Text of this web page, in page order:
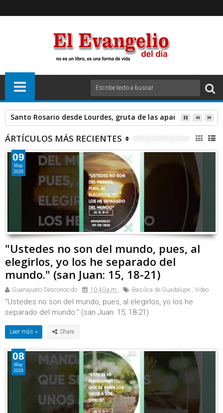
Santo Rosario desde Lourdes, gruta de las apariciones.
ÁRTÍCULOS MÁS RECIENTES
"Ustedes no son del mundo, pues, al
elegirlos, yo los he separado del
mundo." (san Juan: 15, 18-21)
Guanajuato Desconocido 10:40 a.m. Basilica de Guadalupe , Video
"Ustedes no son del mundo, pues, al elegirlos, yo los he
separado del mundo." (san Juan: 15, 18-21)
Leer más »
09
May
2026
08
May
2026